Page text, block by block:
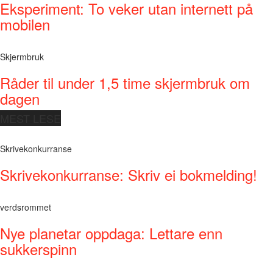
Eksperiment: To veker utan internett på
mobilen
Skjermbruk
Råder til under 1,5 time skjermbruk om
dagen
Skrivekonkurranse
Skrivekonkurranse: Skriv ei bokmelding!
verdsrommet
Nye planetar oppdaga: Lettare enn
sukkerspinn